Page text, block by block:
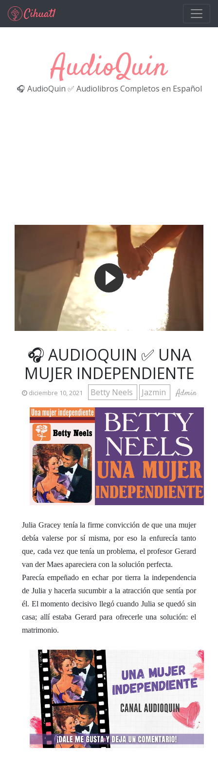
Ir al contenido principal
AudioQuin
🎧 AudioQuin ✅ Audiolibros Completos en Español
🎧 AUDIOQUIN ✅ UNA
MUJER INDEPENDIENTE
diciembre 10, 2021 Betty Neels Jazmin Admin
Julia Gracey tenía la firme convicción de que una mujer
debía valerse por sí misma, por eso la enfurecía tanto
que, cada vez que tenía un problema, el profesor Gerard
van der Maes apareciera con la solución perfecta.
Parecía empeñado en echar por tierra la independencia
de Julia y hacerla sucumbir a la atracción que sentía por
él. El momento decisivo llegó cuando Julia se quedó sin
casa; allí estaba Gerard para ofrecerle una solución: el
matrimonio.